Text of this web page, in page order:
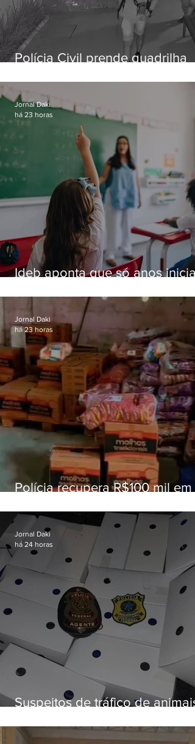
Polícia Civil prende quadrilha
residências de luxo no Rio
Ideb aponta que só anos
educação
Jornal Daki
há 23 horas
Polícia recupera R$100 mil em
Fluminense
Jornal Daki
há 23 horas
Suspeitos de tráfico de animais
aves
Jornal Daki
há 24 horas